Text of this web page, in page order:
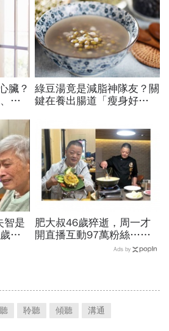
臟？
早
更
綠豆湯竟是減脂神隊友？關
鍵在養出腸道「瘦身好
種方法「燃脂率大提升」
智是
退
肥大叔46歲猝逝，周一才
開直播互動97萬粉絲…常
連續工作17小時，死因和
Ads by
聆聽 傾聽 溝通